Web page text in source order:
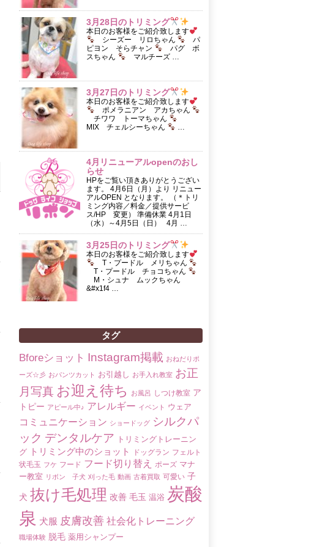
3月28日のトリミング
本日のお客様をご紹介致します
シーズー リロちゃん
パ
ピヨン そらチャン
パグ ボ
スちゃん
マルチーズ …
3月27日のトリミング
本日のお客様をご紹介致します
ポメラニアン アカちゃん
チワワ トーマちゃん
MIX チェルシーちゃん
4月リニューアルopenのおし
らせ
HPをご覧い頂きありがとうござい
ます。 4月6日（月）より リニュー
アルOPEN となります。 （＊トリ
ミング内容／料金／提供サービ
ス/HP 変更） 準備休業 4月1日
（水）～4月5日（日） 4月 …
3月25日のトリミング
本日のお客様をご紹介致します
T・プードル メリちゃん
T・プードル チョコちゃん
M・シュナ ムックちゃん
&#x1f4 …
タグ
Bforeショット Instagram掲載 おねだりポ
ーズ☆彡 おパンツカット お引越し お手入れ教室 お正
月写真 お迎え待ち お風呂 しつけ教室 ア
トピー アピール中♪ アレルギー イベント ウェア
コミュニケーション ショードッグ シルクパ
ック デンタルケア
トリミングトレーニン
グ トリミング中のショット ドッグラン フェルト
状毛玉 フケ フード フード切り替え ポーズ マナ
ー教室 リボン 子犬 刈った毛 動画 古着買取 可愛い 子
犬 抜け毛処理 改善 毛玉 温浴 炭酸
泉 犬服 皮膚改善 社会化トレーニング
職場体験 脱毛 薬用シャンプー